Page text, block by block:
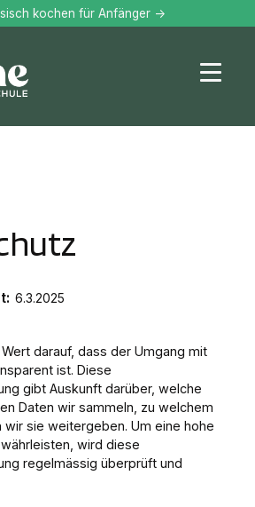
kochen für Anfänger ->
6.3.2025
darauf, dass der Umgang mit
ist. Diese
gibt Auskunft darüber, welche
Daten wir sammeln, zu welchem
wir sie weitergeben. Um eine hohe
wird diese
regelmässig überprüft und